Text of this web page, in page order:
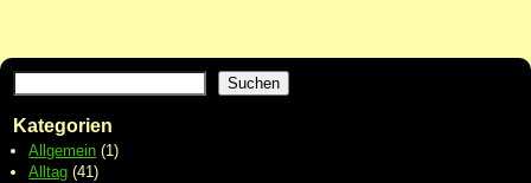
Suchen
Kategorien
Allgemein (1)
Alltag (41)